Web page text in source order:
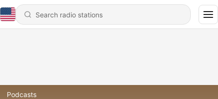
Podcasts